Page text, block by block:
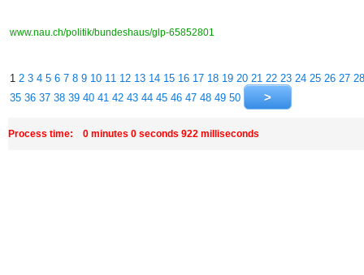
www.nau.ch/politik/bundeshaus/glp-65852801
1 2 3 4 5 6 7 8 9 10 11 12 13 14 15 16 17 18 19 20 21 22 23 24 25 26 27 28
35 36 37 38 39 40 41 42 43 44 45 46 47 48 49 50
Process time: 0 minutes 0 seconds 922 milliseconds